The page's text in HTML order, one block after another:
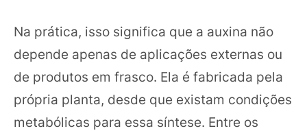
Na prática, isso significa que a auxina não
depende apenas de aplicações externas ou
de produtos em frasco. Ela é fabricada pela
própria planta, desde que existam condições
metabólicas para essa síntese. Entre os